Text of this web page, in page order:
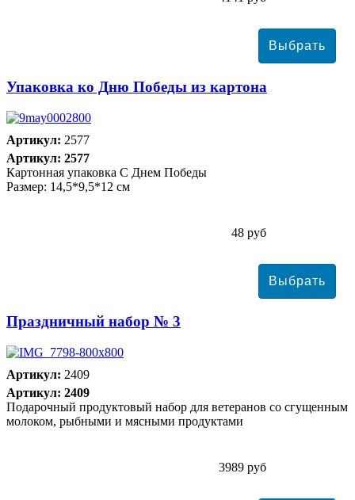
Упаковка ко Дню Победы из картона
Артикул: 2577
Артикул: 2577
Картонная упаковка С Днем Победы
Размер: 14,5*9,5*12 см
48 руб
Праздничный набор № 3
Артикул: 2409
Артикул: 2409
Подарочный продуктовый набор для ветеранов со сгущенным
молоком, рыбными и мясными продуктами
3989 руб